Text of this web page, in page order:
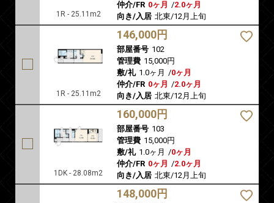
1R - 25.11m2
仲介/FR 0ヶ月 /2.0ヶ月
向き/入居 北東/12月上旬
1R - 25.11m2
146,000円
部屋番号 102
管理費 15,000円
敷/礼 1.0ヶ月 /0ヶ月
仲介/FR 0ヶ月 /2.0ヶ月
向き/入居 北東/12月上旬
1DK - 28.08m2
160,000円
部屋番号 103
管理費 15,000円
敷/礼 1.0ヶ月 /0ヶ月
仲介/FR 0ヶ月 /2.0ヶ月
向き/入居 北東/12月上旬
148,000円